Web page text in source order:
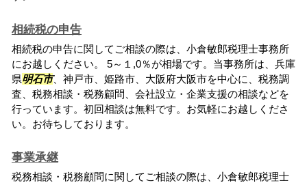
相続税の申告
相続税の申告に関してご相談の際は、小倉敏郎税理士事務所
にお越しください。 5～１,0％が相場です。当事務所は、兵庫
県明石市、神戸市、姫路市、大阪府大阪市を中心に、税務調
査、税務相談・税務顧問、会社設立・企業支援の相談などを
行っています。初回相談は無料です。お気軽にお越しくださ
い。お待ちしております。
事業承継
税務相談・税務顧問に関してご相談の際は、小倉敏郎税理士